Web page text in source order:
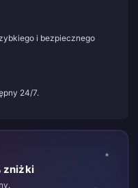
i bezpiecznego
24/7.
zniżki